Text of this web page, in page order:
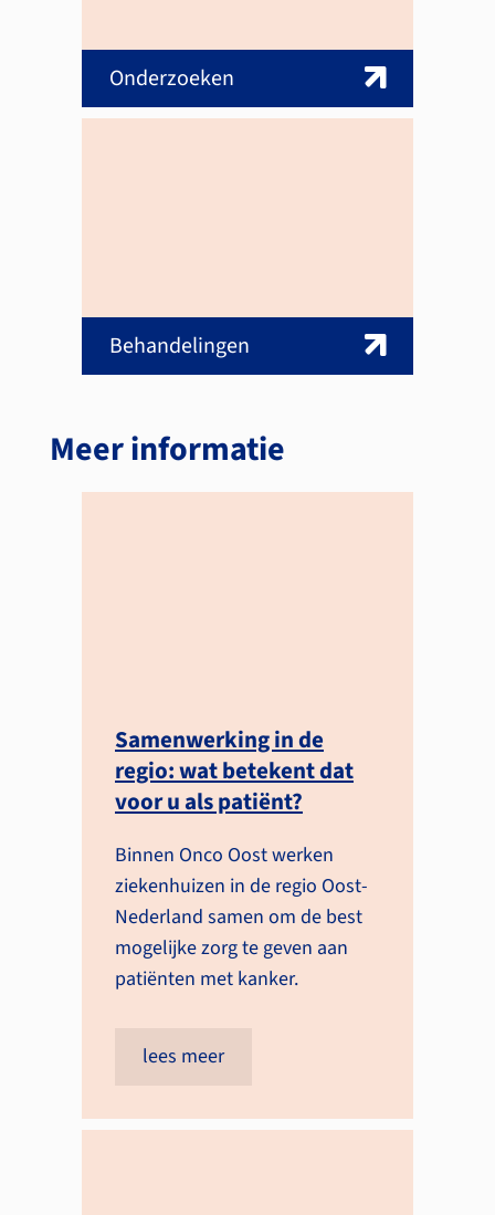
Onderzoeken
Behandelingen
Meer informatie
Samenwerking in de
regio: wat betekent dat
voor u als patiënt?
Binnen Onco Oost werken
ziekenhuizen in de regio Oost-
Nederland samen om de best
mogelijke zorg te geven aan
patiënten met kanker.
lees meer